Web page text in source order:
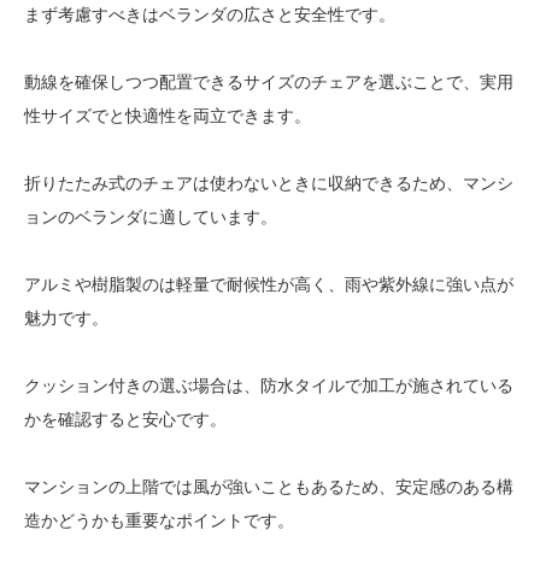
まず考慮すべきはベランダの広さと安全性です。
動線を確保しつつ配置できるサイズのチェアを選ぶことで、実用
性サイズでと快適性を両立できます。
折りたたみ式のチェアは使わないときに収納できるため、マンシ
ョンのベランダに適しています。
アルミや樹脂製のは軽量で耐候性が高く、雨や紫外線に強い点が
魅力です。
クッション付きの選ぶ場合は、防水タイルで加工が施されている
かを確認すると安心です。
マンションの上階では風が強いこともあるため、安定感のある構
造かどうかも重要なポイントです。